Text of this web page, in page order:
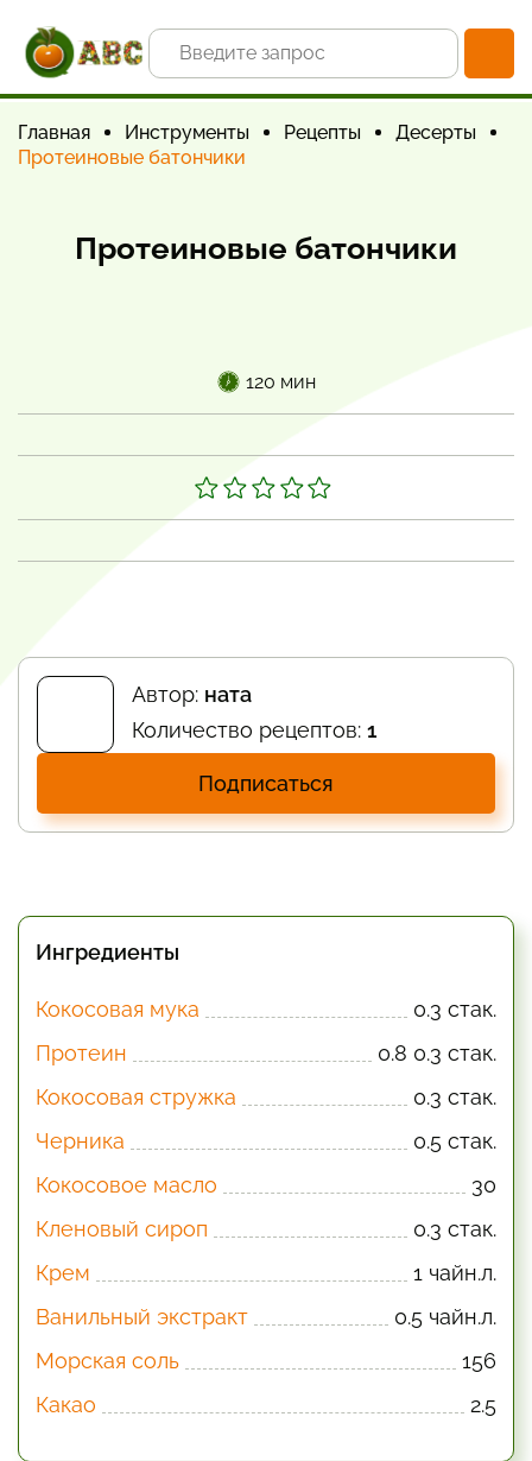
Главная Инструменты Рецепты
Десерты
Протеиновые батончики
Протеиновые батончики
120 мин
Автор: ната
Количество рецептов: 1
Подписаться
Ингредиенты
Кокосовая мука
0.3 стак.
Протеин
0.8 0.3 стак.
Кокосовая стружка
0.3 стак.
Черника
0.5 стак.
Кокосовое масло
30
Кленовый сироп
0.3 стак.
Крем
1 чайн.л.
Ванильный экстракт
0.5 чайн.л.
Морская соль
156
Какао
2.5